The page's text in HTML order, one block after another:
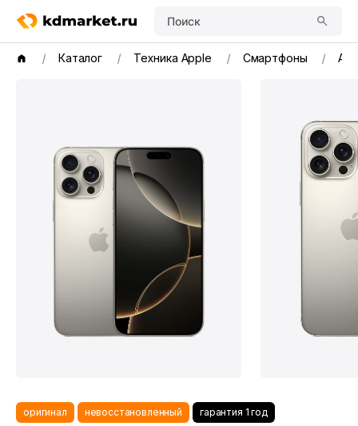
Поиск
Каталог Техника Apple Смартфоны
оригинал невосстановленный гарантия 1 год